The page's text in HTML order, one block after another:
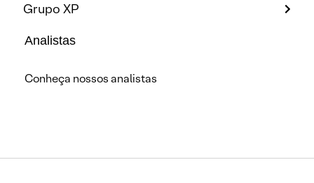
Grupo XP
Analistas
Conheça nossos analistas